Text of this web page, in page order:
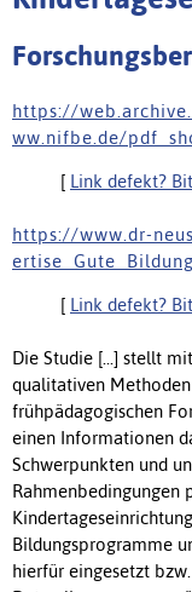
h t t p s : / / w e b . a r c h i v
w w . n i f b e . d e / p d f _ s
[ Link defekt?
h t t p s : / / w w w . d r - n e
e r t i s e _ G u t e _ B i l d u n
[ Link defekt?
Die Studie [...] stellt
qualitativen
frühpädagogischen
einen Informationen
Schwerpunkten und
Rahmenbedingungen
Bildungsprogramme
hierfür eingesetzt